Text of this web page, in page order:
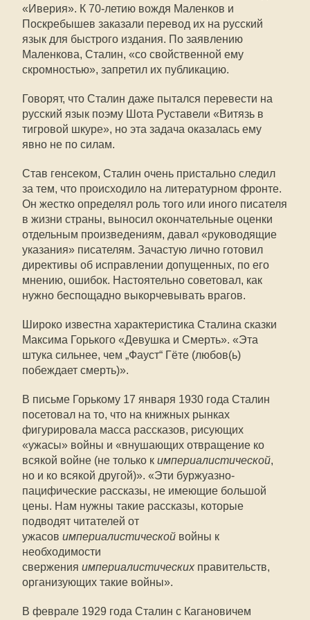
«Иверия». К 70-летию вождя Маленков и
Поскребышев заказали перевод их на русский
язык для быстрого издания. По заявлению
Маленкова, Сталин, «со свойственной ему
скромностью», запретил их публикацию.
Говорят, что Сталин даже пытался перевести на
русский язык поэму Шота Руставели «Витязь в
тигровой шкуре», но эта задача оказалась ему
явно не по силам.
Став генсеком, Сталин очень пристально следил
за тем, что происходило на литературном фронте.
Он жестко определял роль того или иного писателя
в жизни страны, выносил окончательные оценки
отдельным произведениям, давал «руководящие
указания» писателям. Зачастую лично готовил
директивы об исправлении допущенных, по его
мнению, ошибок. Настоятельно советовал, как
нужно беспощадно выкорчевывать врагов.
Широко известна характеристика Сталина сказки
Максима Горького «Девушка и Смерть». «Эта
штука сильнее, чем „Фауст“ Гёте (любов(ь)
побеждает смерть)».
В письме Горькому 17 января 1930 года Сталин
посетовал на то, что на книжных рынках
фигурировала масса рассказов, рисующих
«ужасы» войны и «внушающих отвращение ко
всякой войне (не только к империалистической,
но и ко всякой другой)». «Эти буржуазно-
пацифические рассказы, не имеющие большой
цены. Нам нужны такие рассказы, которые
подводят читателей от
ужасов империалистической войны к
необходимости
свержения империалистическихправительств,
организующих такие войны».
В феврале 1929 года Сталин с Кагановичем